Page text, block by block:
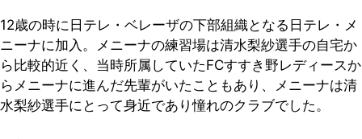
12歳の時に日テレ・ベレーザの下部組織となる日テレ・メ
ニーナに加入。メニーナの練習場は清水梨紗選手の自宅か
ら比較的近く、当時所属していたFCすすき野レディースか
らメニーナに進んだ先輩がいたこともあり、メニーナは清
水梨紗選手にとって身近であり憧れのクラブでした。